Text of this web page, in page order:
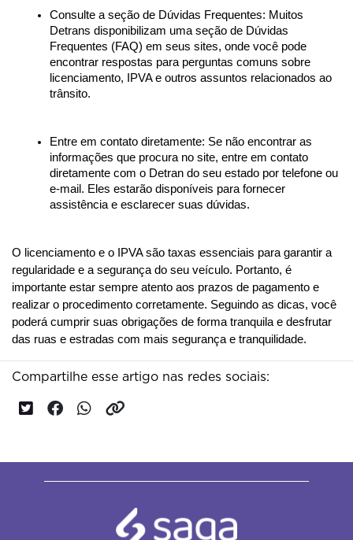
Consulte a seção de Dúvidas Frequentes: Muitos
Detrans disponibilizam uma seção de Dúvidas
Frequentes (FAQ) em seus sites, onde você pode
encontrar respostas para perguntas comuns sobre
licenciamento, IPVA e outros assuntos relacionados ao
trânsito.
Entre em contato diretamente: Se não encontrar as
informações que procura no site, entre em contato
diretamente com o Detran do seu estado por telefone ou
e-mail. Eles estarão disponíveis para fornecer
assistência e esclarecer suas dúvidas.
O licenciamento e o IPVA são taxas essenciais para garantir a
regularidade e a segurança do seu veículo. Portanto, é
importante estar sempre atento aos prazos de pagamento e
realizar o procedimento corretamente. Seguindo as dicas, você
poderá cumprir suas obrigações de forma tranquila e desfrutar
das ruas e estradas com mais segurança e tranquilidade.
Compartilhe esse artigo nas redes sociais: